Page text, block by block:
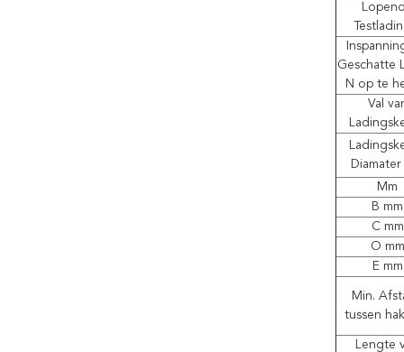
Geschatte
N op te
Val
Diamater
Mm
B mm
C mm
O mm
E mm
Min.
tussen
Lengte